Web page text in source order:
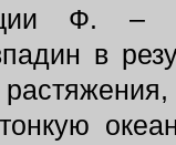
Ф. –
в